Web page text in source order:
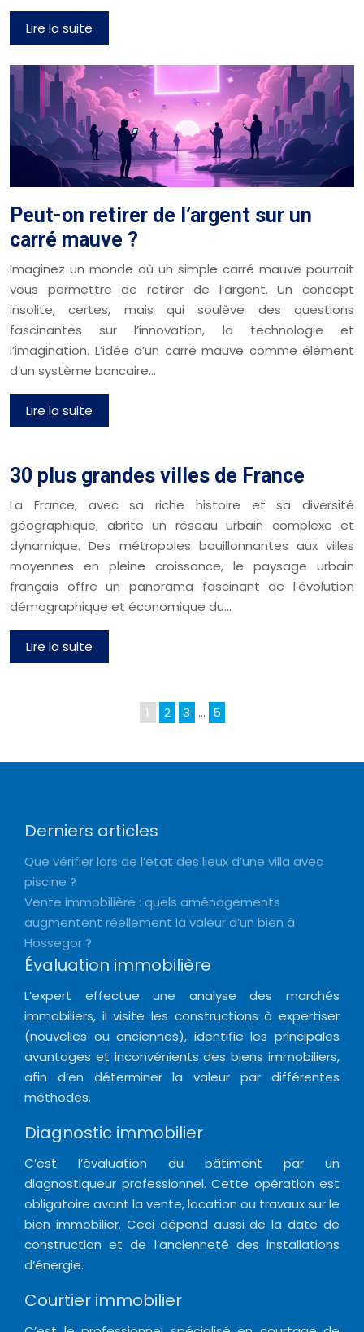
Lire la suite
Peut-on retirer de l’argent sur un
carré mauve ?
Imaginez un monde où un simple carré mauve pourrait
vous permettre de retirer de l’argent. Un concept
insolite, certes, mais qui soulève des questions
fascinantes sur l’innovation, la technologie et
l’imagination. L’idée d’un carré mauve comme élément
d’un système bancaire…
Lire la suite
30 plus grandes villes de France
La France, avec sa riche histoire et sa diversité
géographique, abrite un réseau urbain complexe et
dynamique. Des métropoles bouillonnantes aux villes
moyennes en pleine croissance, le paysage urbain
français offre un panorama fascinant de l’évolution
démographique et économique du…
Lire la suite
1 2 3 … 5
Derniers articles
Que vérifier lors de l’état des lieux d’une villa avec
piscine ?
Vente immobilière : quels aménagements
augmentent réellement la valeur d’un bien à
Hossegor ?
Évaluation immobilière
L’expert effectue une analyse des marchés
immobiliers, il visite les constructions à expertiser
(nouvelles ou anciennes), identifie les principales
avantages et inconvénients des biens immobiliers,
afin d’en déterminer la valeur par différentes
méthodes.
Diagnostic immobilier
C’est l’évaluation du bâtiment par un
diagnostiqueur professionnel. Cette opération est
obligatoire avant la vente, location ou travaux sur le
bien immobilier. Ceci dépend aussi de la date de
construction et de l’ancienneté des installations
d’énergie.
Courtier immobilier